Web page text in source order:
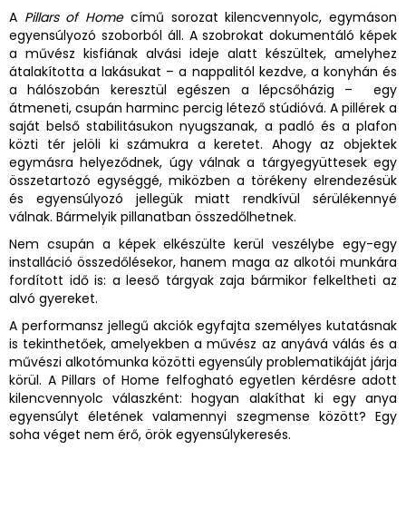
A Pillars of Homecímű sorozat kilencvennyolc, egymáson
egyensúlyozó szoborból áll. A szobrokat dokumentáló képek
a művész kisfiának alvási ideje alatt készültek, amelyhez
átalakította a lakásukat – a nappalitól kezdve, a konyhán és
a hálószobán keresztül egészen a lépcsőházig – egy
átmeneti, csupán harminc percig létező stúdióvá. A pillérek a
saját belső stabilitásukon nyugszanak, a padló és a plafon
közti tér jelöli ki számukra a keretet. Ahogy az objektek
egymásra helyeződnek, úgy válnak a tárgyegyüttesek egy
összetartozó egységgé, miközben a törékeny elrendezésük
és egyensúlyozó jellegük miatt rendkívül sérülékennyé
válnak. Bármelyik pillanatban összedőlhetnek.
Nem csupán a képek elkészülte kerül veszélybe egy-egy
installáció összedőlésekor, hanem maga az alkotói munkára
fordított idő is: a leeső tárgyak zaja bármikor felkeltheti az
alvó gyereket.
A performansz jellegű akciók egyfajta személyes kutatásnak
is tekinthetőek, amelyekben a művész az anyává válás és a
művészi alkotómunka közötti egyensúly problematikáját járja
körül. A Pillars of Home felfogható egyetlen kérdésre adott
kilencvennyolc válaszként: hogyan alakíthat ki egy anya
egyensúlyt életének valamennyi szegmense között? Egy
soha véget nem érő, örök egyensúlykeresés.